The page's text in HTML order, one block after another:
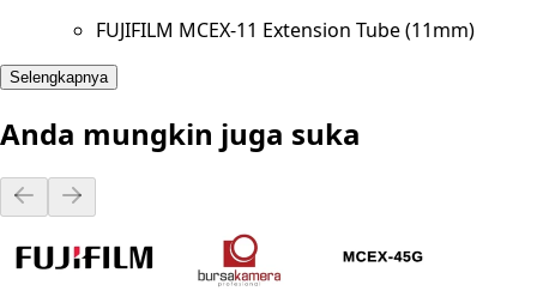
FUJIFILM MCEX-11 Extension Tube (11mm)
Selengkapnya
Anda mungkin juga suka